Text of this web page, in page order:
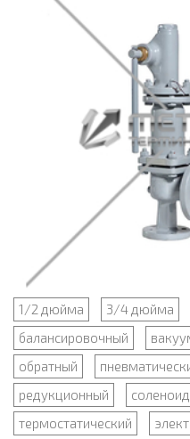
1/2 дюйма 3/4 дюйма
балансировочный
обратный
редукционный
термостатический